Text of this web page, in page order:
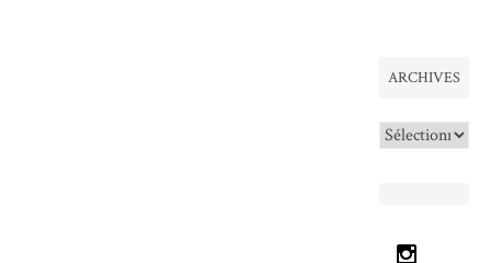
ARCHIVES
Archives